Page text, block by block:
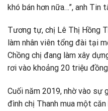
khó bán hơn nữa…”, anh Tin
Tương tự, chị Lê Thị Hồng
làm nhân viên tổng đài tại
Chồng chị đang làm xây
rơi vào khoảng 20 triệu
Cuối năm 2019, nhờ vào sự
đình chị Thanh mua một